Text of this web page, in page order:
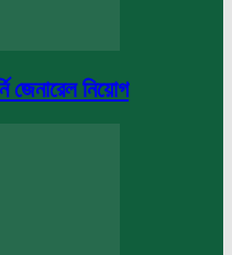
জেনারেল নিয়োগ